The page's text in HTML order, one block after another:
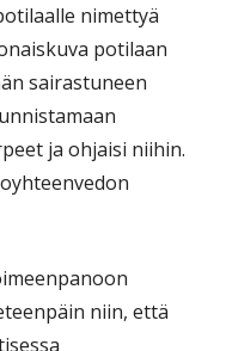
nimettyä
potilaan
sairastuneen
ja ohjaisi niihin.
niin, että